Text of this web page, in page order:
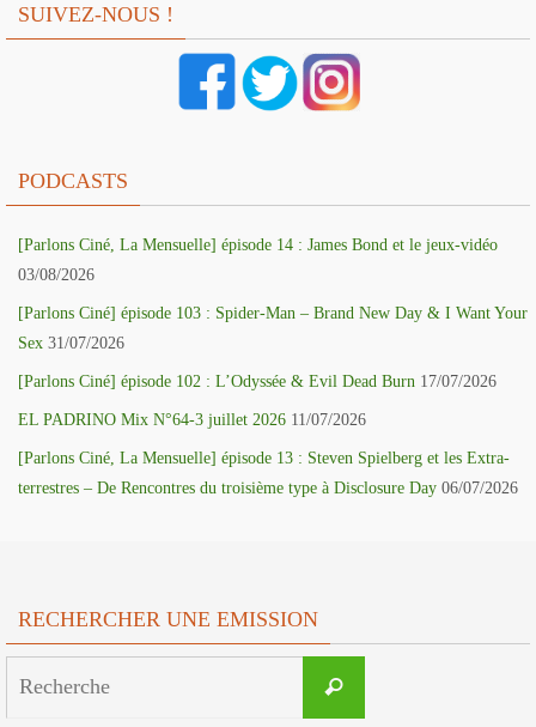
SUIVEZ-NOUS !
PODCASTS
[Parlons Ciné, La Mensuelle] épisode 14 : James Bond et le jeux-vidéo
03/08/2026
[Parlons Ciné] épisode 103 : Spider-Man – Brand New Day & I Want Your
Sex 31/07/2026
[Parlons Ciné] épisode 102 : L’Odyssée & Evil Dead Burn 17/07/2026
EL PADRINO Mix N°64-3 juillet 2026 11/07/2026
[Parlons Ciné, La Mensuelle] épisode 13 : Steven Spielberg et les Extra-
terrestres – De Rencontres du troisième type à Disclosure Day 06/07/2026
RECHERCHER UNE EMISSION
Recherche